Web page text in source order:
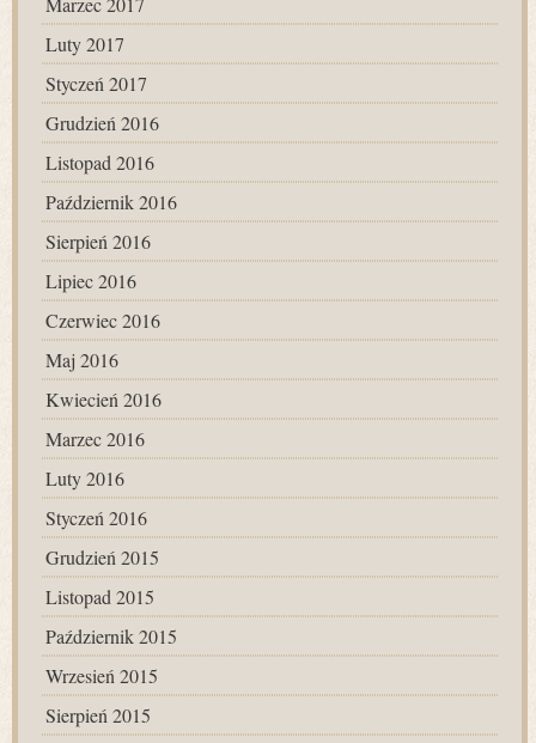
Luty 2017
Styczeń 2017
Grudzień 2016
Listopad 2016
Październik 2016
Sierpień 2016
Lipiec 2016
Czerwiec 2016
Maj 2016
Kwiecień 2016
Marzec 2016
Luty 2016
Styczeń 2016
Grudzień 2015
Listopad 2015
Październik 2015
Wrzesień 2015
Sierpień 2015